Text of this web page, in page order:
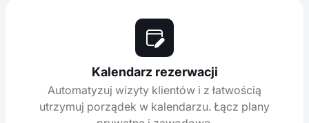
Kalendarz rezerwacji
Automatyzuj wizyty klientów i z łatwością
utrzymuj porządek w kalendarzu. Łącz plany